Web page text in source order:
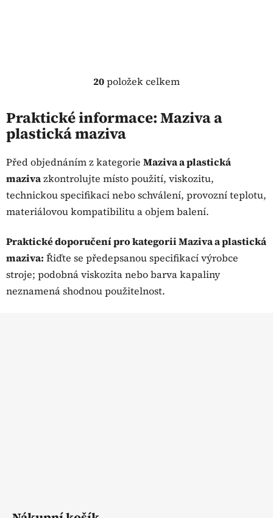
O
l
á
c
í
p
r
k
y
v
ý
p
20položek celkem
Praktické informace: Maziva a
plastická maziva
Před objednáním z kategorie Maziva a plastická
mazivazkontrolujte místo použití, viskozitu,
technickou specifikaci nebo schválení, provozní teplotu,
materiálovou kompatibilitu a objem balení.
Praktické doporučení pro kategorii Maziva a plastická
maziva: Řiďte se předepsanou specifikací výrobce
stroje; podobná viskozita nebo barva kapaliny
neznamená shodnou použitelnost.